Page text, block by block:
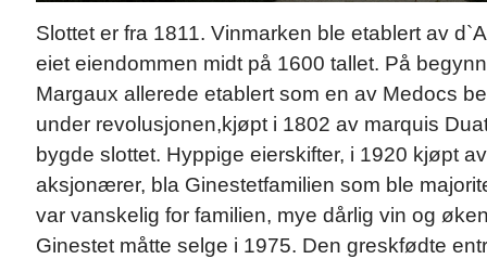
Slottet er fra 1811. Vinmarken ble etablert av
eiet eiendommen midt på 1600 tallet. På
Margaux allerede etablert som en av Medocs
under revolusjonen,kjøpt i 1802 av marquis
bygde slottet. Hyppige eierskifter, i 1920 kjøpt
aksjonærer, bla Ginestetfamilien som ble
var vanskelig for familien, mye dårlig vin og
Ginestet måtte selge i 1975. Den greskfødte